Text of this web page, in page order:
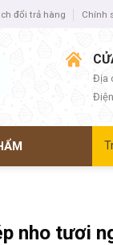
đổi trả hàng Chính
Địa
nho tươi